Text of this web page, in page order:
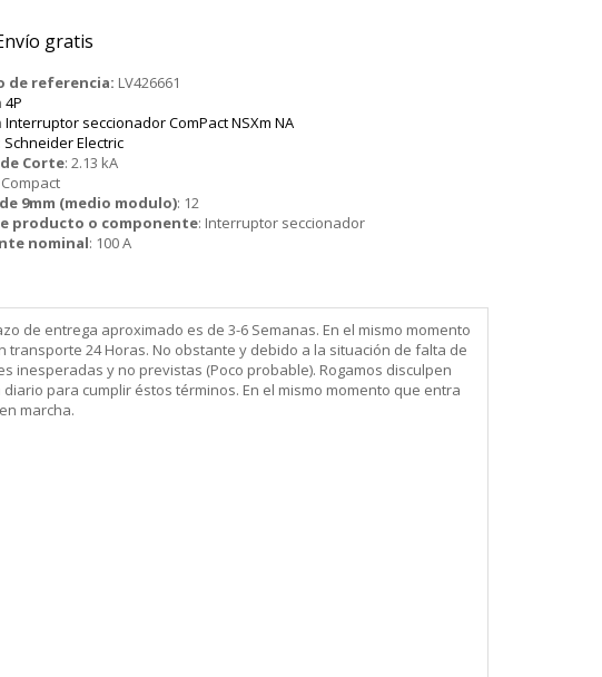
gratis
de referencia: LV426661
4P
Interruptor seccionador ComPact NSXm NA
Schneider Electric
Corte:2.13 kA
Compact
9mm (medio modulo): 12
producto o componente: Interruptor seccionador
nominal: 100 A
de entrega aproximado es de 3-6 Semanas. En el mismo momento
24 Horas. No obstante y debido a la situación de falta de
inesperadas y no previstas (Poco probable). Rogamos disculpen
para cumplir éstos términos. En el mismo momento que entra
marcha.